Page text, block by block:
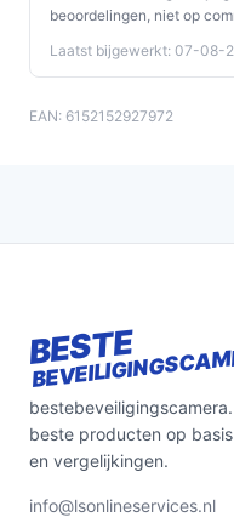
beoordelingen, niet op
Laatst bijgewerkt: 07-08-
EAN: 6152152927972
BESTE
beste producten op
en vergelijkingen.
info@lsonlineservices.nl